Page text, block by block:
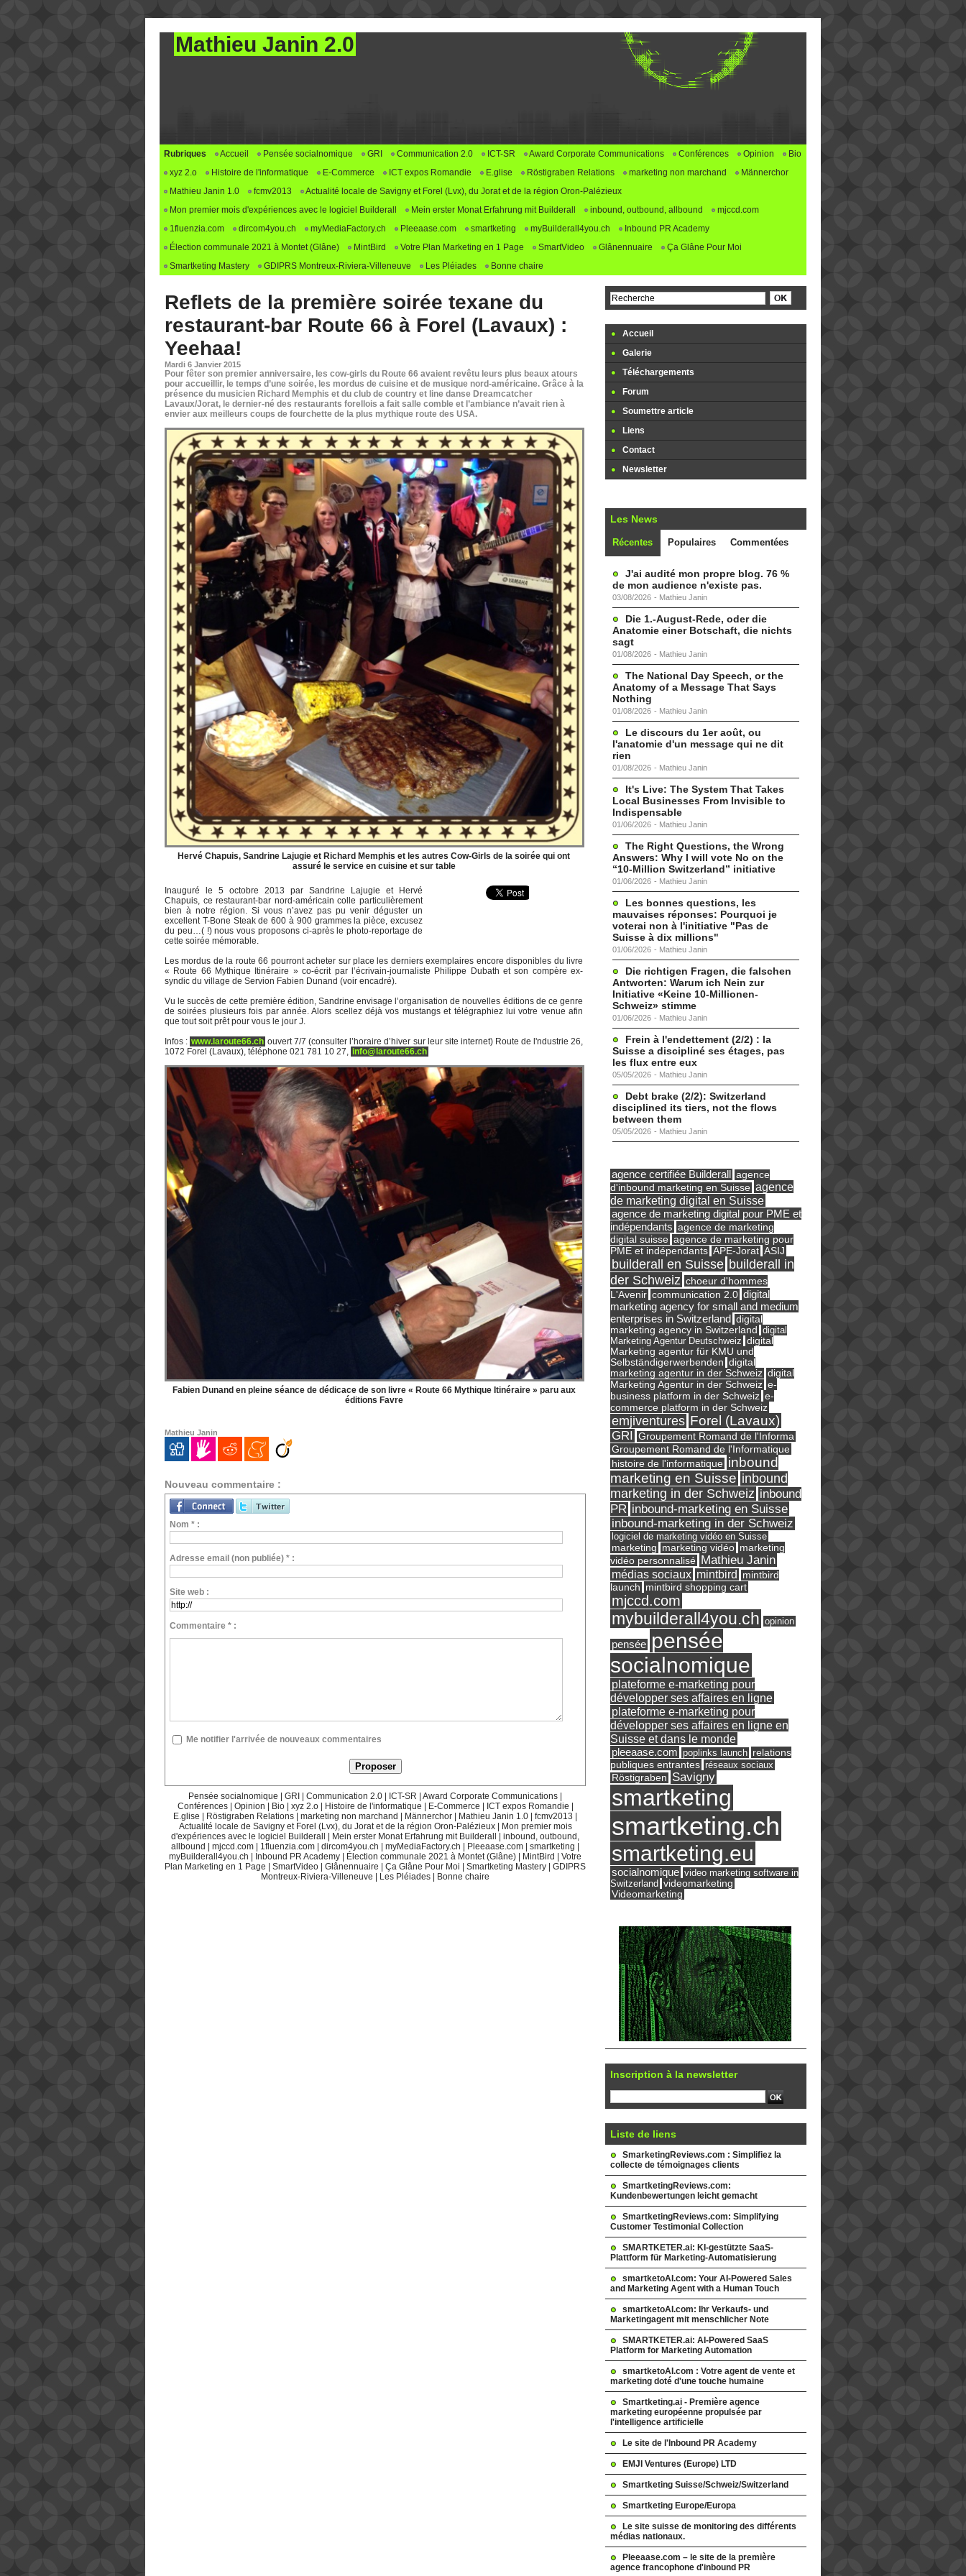
Mathieu Janin 2.0
Rubriques Accueil Pensée socialnomique GRI Communication 2.0 ICT-SR Award Corporate Communications Conférences Opinion
Bio
xyz 2.o
Histoire de l'informatique E-Commerce ICT expos Romandie E.glise Röstigraben Relations marketing non marchand
Männerchor
Mathieu Janin 1.0
fcmv2013
Actualité locale de Savigny et Forel (Lvx), du Jorat et de la région Oron-Palézieux
Mon premier mois d'expériences avec le logiciel Builderall
Mein erster Monat Erfahrung mit Builderall inbound, outbound, allbound
mjccd.com
1fluenzia.com
dircom4you.ch myMediaFactory.ch Pleeaase.com smartketing myBuilderall4you.ch
Inbound PR Academy
Élection communale 2021 à Montet (Glâne)
MintBird Votre Plan Marketing en 1 Page SmartVideo Glânennuaire
Ça Glâne Pour Moi
Smartketing Mastery
GDIPRS Montreux-Riviera-Villeneuve Les Pléiades Bonne chaire
Reflets de la première soirée texane du
restaurant-bar Route 66 à Forel (Lavaux) :
Yeehaa!
Mardi 6 Janvier 2015
Pour fêter son premier anniversaire, les cow-girls du Route 66 avaient revêtu leurs plus beaux atours
pour accueillir, le temps d’une soirée, les mordus de cuisine et de musique nord-américaine. Grâce à la
présence du musicien Richard Memphis et du club de country et line danse Dreamcatcher
Lavaux/Jorat, le dernier-né des restaurants forellois a fait salle comble et l’ambiance n’avait rien à
envier aux meilleurs coups de fourchette de la plus mythique route des USA.
Hervé Chapuis, Sandrine Lajugie et Richard Memphis et les autres Cow-Girls de la soirée qui ont
assuré le service en cuisine et sur table
Inauguré le 5 octobre 2013 par Sandrine Lajugie et Hervé
Chapuis, ce restaurant-bar nord-américain colle particulièrement
bien à notre région. Si vous n’avez pas pu venir déguster un
excellent T-Bone Steak de 600 à 900 grammes la pièce, excusez
du peu…( !) nous vous proposons ci-après le photo-reportage de
cette soirée mémorable.
Les mordus de la route 66 pourront acheter sur place les derniers exemplaires encore disponibles du livre
« Route 66 Mythique Itinéraire » co-écrit par l’écrivain-journaliste Philippe Dubath et son compère ex-
syndic du village de Servion Fabien Dunand (voir encadré).
Vu le succès de cette première édition, Sandrine envisage l’organisation de nouvelles éditions de ce genre
de soirées plusieurs fois par année. Alors scellez déjà vos mustangs et télégraphiez lui votre venue afin
que tout soit prêt pour vous le jour J.
Infos : www.laroute66.ch ouvert 7/7 (consulter l’horaire d’hiver sur leur site internet) Route de l'ndustrie 26,
1072 Forel (Lavaux), téléphone 021 781 10 27, info@laroute66.ch
Fabien Dunand en pleine séance de dédicace de son livre « Route 66 Mythique Itinéraire » paru aux
éditions Favre
Mathieu Janin
Nouveau commentaire :
Nom * :
Adresse email (non publiée) * :
Site web :
Commentaire * :
Me notifier l'arrivée de nouveaux commentaires
Pensée socialnomique | GRI | Communication 2.0 | ICT-SR | Award Corporate Communications |
Conférences | Opinion | Bio | xyz 2.o | Histoire de l'informatique | E-Commerce | ICT expos Romandie |
E.glise | Röstigraben Relations | marketing non marchand | Männerchor | Mathieu Janin 1.0 | fcmv2013 |
Actualité locale de Savigny et Forel (Lvx), du Jorat et de la région Oron-Palézieux | Mon premier mois
d'expériences avec le logiciel Builderall | Mein erster Monat Erfahrung mit Builderall | inbound, outbound,
allbound | mjccd.com | 1fluenzia.com | dircom4you.ch | myMediaFactory.ch | Pleeaase.com | smartketing |
myBuilderall4you.ch | Inbound PR Academy | Élection communale 2021 à Montet (Glâne) | MintBird | Votre
Plan Marketing en 1 Page | SmartVideo | Glânennuaire | Ça Glâne Pour Moi | Smartketing Mastery | GDIPRS
Montreux-Riviera-Villeneuve | Les Pléiades | Bonne chaire
Accueil
Galerie
Téléchargements
Forum
Soumettre article
Liens
Contact
Newsletter
Les News
Récentes Populaires Commentées
J'ai audité mon propre blog. 76 %
de mon audience n'existe pas.
03/08/2026 - Mathieu Janin
Die 1.-August-Rede, oder die
Anatomie einer Botschaft, die nichts
sagt
01/08/2026 - Mathieu Janin
The National Day Speech, or the
Anatomy of a Message That Says
Nothing
01/08/2026 - Mathieu Janin
Le discours du 1er août, ou
l'anatomie d'un message qui ne dit
rien
01/08/2026 - Mathieu Janin
It's Live: The System That Takes
Local Businesses From Invisible to
Indispensable
01/06/2026 - Mathieu Janin
The Right Questions, the Wrong
Answers: Why I will vote No on the
“10-Million Switzerland” initiative
01/06/2026 - Mathieu Janin
Les bonnes questions, les
mauvaises réponses: Pourquoi je
voterai non à l'initiative "Pas de
Suisse à dix millions"
01/06/2026 - Mathieu Janin
Die richtigen Fragen, die falschen
Antworten: Warum ich Nein zur
Initiative «Keine 10-Millionen-
Schweiz» stimme
01/06/2026 - Mathieu Janin
Frein à l'endettement (2/2) : la
Suisse a discipliné ses étages, pas
les flux entre eux
05/05/2026 - Mathieu Janin
Debt brake (2/2): Switzerland
disciplined its tiers, not the flows
between them
05/05/2026 - Mathieu Janin
agence certifiée Builderall
agence
d'inbound marketing en Suisse agence
de marketing digital en Suisse
agence de marketing digital pour PME et
indépendants agence de marketing
digital suisse agence de marketing pour
PME et indépendants APE-Jorat ASIJ
builderall en Suisse builderall in
der Schweiz choeur d'hommes
L'Avenir communication 2.0 digital
marketing agency for small and medium
enterprises in Switzerland digital
marketing agency in Switzerland digital
Marketing Agentur Deutschweiz digital
Marketing agentur für KMU und
Selbständigerwerbenden digital
marketing agentur in der Schweiz digital
Marketing Agentur in der Schweiz e-
business platform in der Schweiz e-
commerce platform in der Schweiz
emjiventures Forel (Lavaux)
GRI Groupement Romand de l'Informa
Groupement Romand de l'Informatique
histoire de l'informatique inbound
marketing en Suisse inbound
marketing in der Schweiz inbound
PR inbound-marketing en Suisse
inbound-marketing in der Schweiz
logiciel de marketing vidéo en Suisse
marketing marketing vidéo marketing
vidéo personnalisé Mathieu Janin
médias sociaux mintbird
mintbird
launch mintbird shopping cart
mjccd.com
mybuilderall4you.ch opinion
pensée pensée
socialnomique
plateforme e-marketing pour
développer ses affaires en ligne
plateforme e-marketing pour
développer ses affaires en ligne en
Suisse et dans le monde
pleeaase.com poplinks launch relations
publiques entrantes réseaux sociaux
Röstigraben Savigny
smartketing
smartketing.ch
smartketing.eu
socialnomique video marketing software in
Switzerland videomarketing
Videomarketing
Inscription à la newsletter
Liste de liens
SmarketingReviews.com : Simplifiez la
collecte de témoignages clients
SmartketingReviews.com:
Kundenbewertungen leicht gemacht
SmartketingReviews.com: Simplifying
Customer Testimonial Collection
SMARTKETER.ai: KI-gestützte SaaS-
Plattform für Marketing-Automatisierung
smartketoAI.com: Your AI-Powered Sales
and Marketing Agent with a Human Touch
smartketoAI.com: Ihr Verkaufs- und
Marketingagent mit menschlicher Note
SMARTKETER.ai: AI-Powered SaaS
Platform for Marketing Automation
smartketoAI.com : Votre agent de vente et
marketing doté d'une touche humaine
Smartketing.ai - Première agence
marketing européenne propulsée par
l'intelligence artificielle
Le site de l'Inbound PR Academy
EMJI Ventures (Europe) LTD
Smartketing Suisse/Schweiz/Switzerland
Smartketing Europe/Europa
Le site suisse de monitoring des différents
médias nationaux.
Pleeaase.com – le site de la première
agence francophone d'inbound PR